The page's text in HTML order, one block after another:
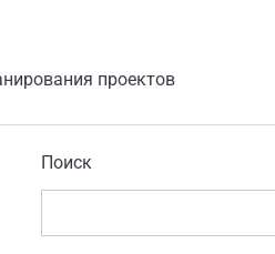
проектов
Поиск